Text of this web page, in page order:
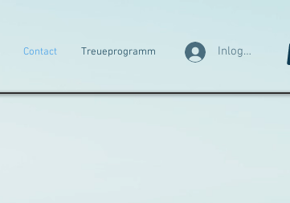
Contact Treueprogramm Inloggen